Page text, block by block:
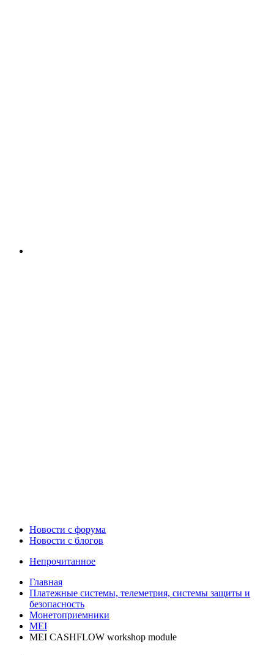
Новости c форума
Новости с блогов
Непрочитанное
Главная
Платежные системы, телеметрия, системы защиты и
безопасность
Монетоприемники
MEI
MEI CASHFLOW workshop module